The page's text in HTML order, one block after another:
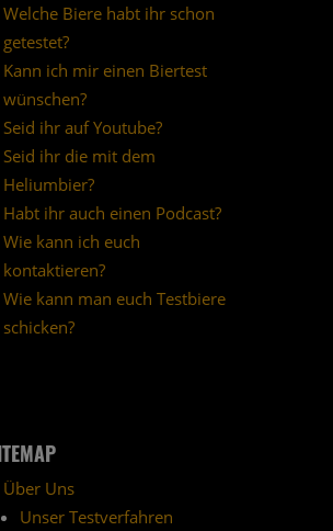
Welche Biere habt ihr schon
getestet?
Kann ich mir einen Biertest
wünschen?
Seid ihr auf Youtube?
Seid ihr die mit dem
Heliumbier?
Habt ihr auch einen Podcast?
Wie kann ich euch
kontaktieren?
Wie kann man euch Testbiere
schicken?
Über Uns
Unser Testverfahren